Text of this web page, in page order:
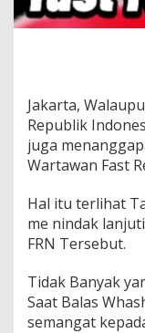
Jakarta,
Republik
juga
Wartawan Fast
Hal itu terlihat
me nindak
FRN Tersebut.
Tidak Banyak
Saat Balas
semangat